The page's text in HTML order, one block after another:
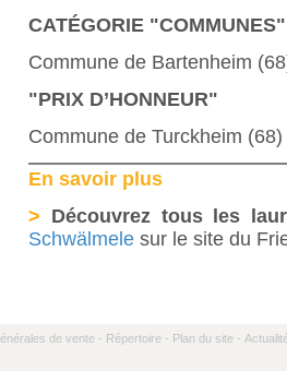
CATÉGORIE "COMMUNES"
Commune de Bartenheim
"PRIX D’HONNEUR"
Commune de Turckheim (68)
En savoir plus
> Découvrez tous les
Schwälmele sur le site du
de vente - Répertoire - Plan du site -